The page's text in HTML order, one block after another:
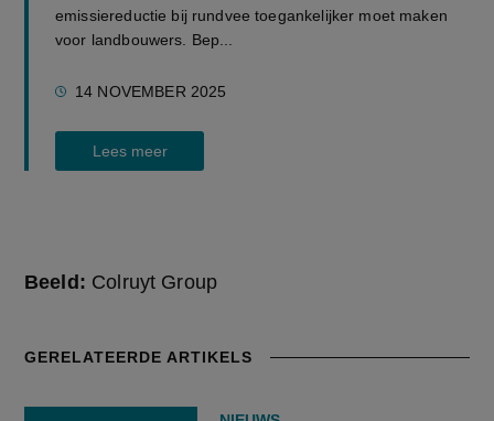
emissiereductie bij rundvee toegankelijker moet maken
voor landbouwers. Bep...
14 NOVEMBER 2025
Lees meer
Beeld: Colruyt Group
GERELATEERDE ARTIKELS